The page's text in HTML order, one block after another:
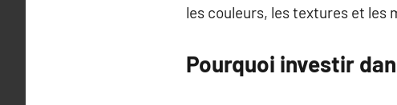
les couleurs, les textures et les
Pourquoi investir